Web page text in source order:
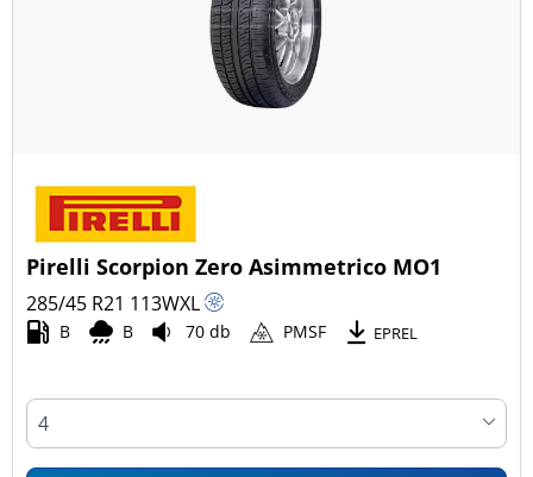
Pirelli Scorpion Zero Asimmetrico MO1
285/45 R21 113WXL
B B 70 db PMSF EPREL